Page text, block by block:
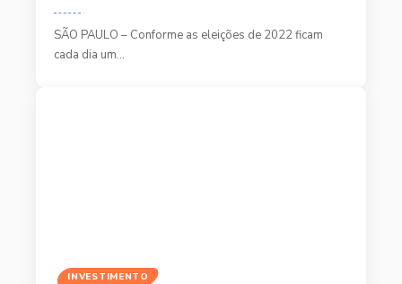
SÃO PAULO – Conforme as eleições de 2022 ficam
cada dia um…
INVESTIMENTO